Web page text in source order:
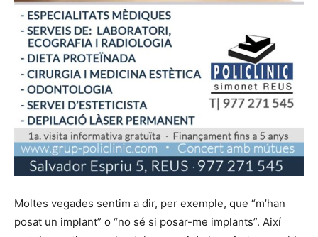
Moltes vegades sentim a dir, per exemple, que “m’han
posat un implant” o “no sé si posar-me implants”. Així